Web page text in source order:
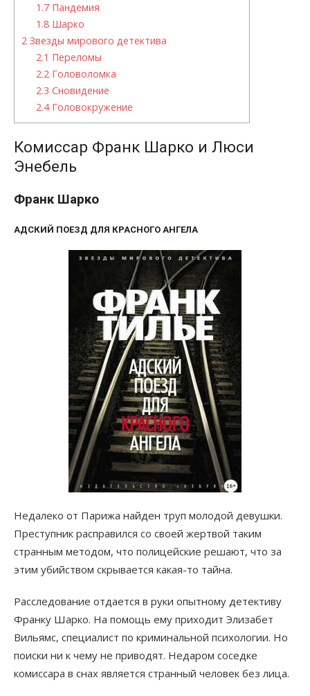
1.7 Пандемия
1.8 Шарко
2 Звезды мирового детектива
2.1 Переломы
2.2 Головоломка
2.3 Сновидение
2.4Головокружение
Комиссар Франк Шарко и Люси
Энебель
Франк Шарко
АДСКИЙ ПОЕЗД ДЛЯ КРАСНОГО АНГЕЛА
Недалеко от Парижа найден труп молодой девушки.
Преступник расправился со своей жертвой таким
странным методом, что полицейские решают, что за
этим убийством скрывается какая-то тайна.
Расследование отдается в руки опытному детективу
Франку Шарко. На помощь ему приходит Элизабет
Вильямс, специалист по криминальной психологии. Но
поиски ни к чему не приводят. Недаром соседке
комиссара в снах является странный человек без лица.